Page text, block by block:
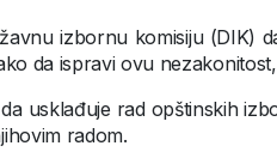
izbornu komisiju (DIK)
da ispravi ovu
usklađuje rad opštinskih
radom.